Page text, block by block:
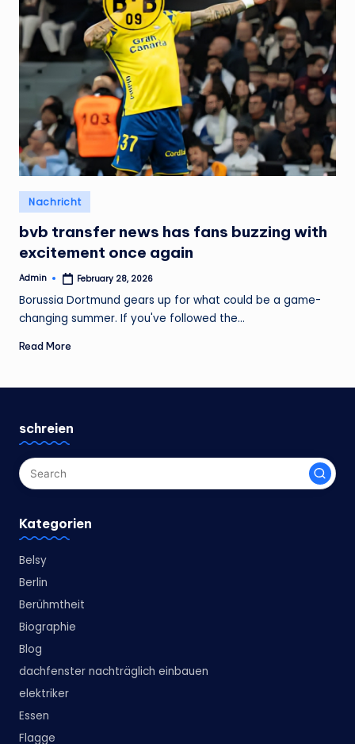
Posted
in
Nachricht
bvb transfer news has fans buzzing with
excitement once again
Posted
Admin February 28, 2026
Borussia Dortmund gears up for what could be a game-
changing summer. If you've followed the…
Read More
schreien
Kategorien
Belsy
Berlin
Berühmtheit
Biographie
Blog
dachfenster nachträglich einbauen
elektriker
Essen
Flagge